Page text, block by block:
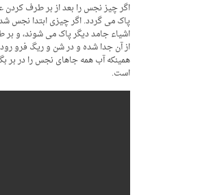
اگر چیز نجس را بعد از بر طرف
پاک می گردد. اگر چیزی ابتدا نجس
اشیاء جامد دیگر پاک می شوند، و بر
از آن جدا شده و در شن و ریگ فرو
همینکه آب همه جاهای نجس را در بر
است.